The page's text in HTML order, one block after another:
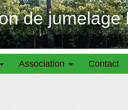
de
Association Contact